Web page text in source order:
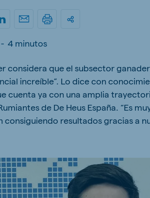
- 4 minutos
considera que el subsector
increíble”. Lo dice con
cuenta ya con una amplia
de De Heus España. “Es
consiguiendo resultados gracias a
Slovak
Myanmar
Africa